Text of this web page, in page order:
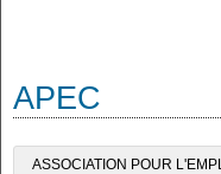
APEC
ASSOCIATION POUR